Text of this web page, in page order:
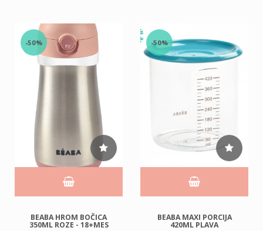
-50%
BEABA HROM BOČICA
350ML ROZE - 18+MES
-50%
BEABA MAXI PORCIJA
420ML PLAVA